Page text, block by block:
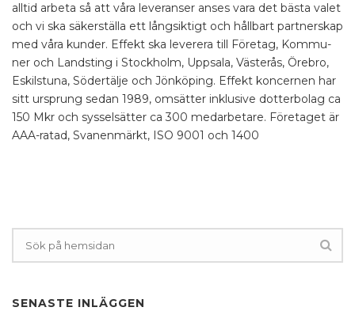
alltid arbeta så att våra leveranser anses vara det bästa valet
och vi ska säkerställa ett långsiktigt och hållbart partnerskap
med våra kunder. Effekt ska leverera till Företag, Kommu-
ner och Landsting i Stockholm, Uppsala, Västerås, Örebro,
Eskilstuna, Södertälje och Jönköping. Effekt koncernen har
sitt ursprung sedan 1989, omsätter inklusive dotterbolag ca
150 Mkr och sysselsätter ca 300 medarbetare. Företaget är
AAA-ratad, Svanenmärkt, ISO 9001 och 1400
SENASTE INLÄGGEN